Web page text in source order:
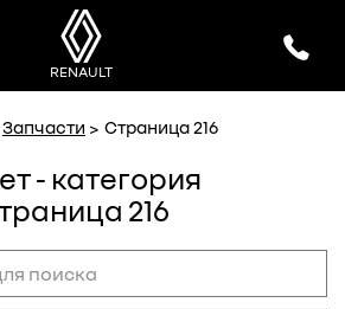
RENAULT
Запчасти Страница 216
- категория
216